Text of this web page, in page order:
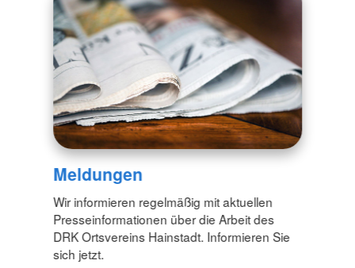
Meldungen
Wir informieren regelmäßig mit aktuellen
Presseinformationen über die Arbeit des
DRK Ortsvereins Hainstadt. Informieren Sie
sich jetzt.